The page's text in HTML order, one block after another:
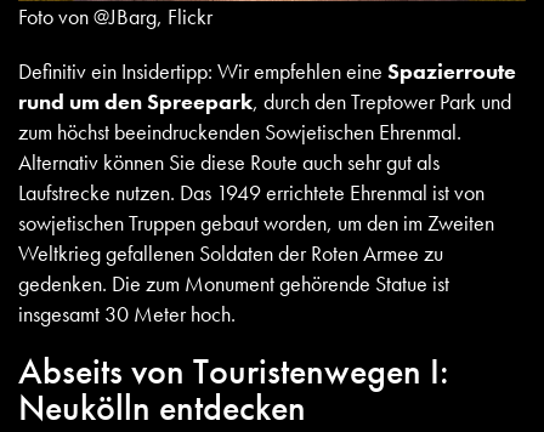
Foto von @JBarg, Flickr
Definitiv ein Insidertipp: Wir empfehlen eine Spazierroute
rund um den Spreepark, durch den Treptower Park und
zum höchst beeindruckenden Sowjetischen Ehrenmal.
Alternativ können Sie diese Route auch sehr gut als
Laufstrecke nutzen. Das 1949 errichtete Ehrenmal ist von
sowjetischen Truppen gebaut worden, um den im Zweiten
Weltkrieg gefallenen Soldaten der Roten Armee zu
gedenken. Die zum Monument gehörende Statue ist
insgesamt 30 Meter hoch.
Abseits von Touristenwegen I:
Neukölln entdecken